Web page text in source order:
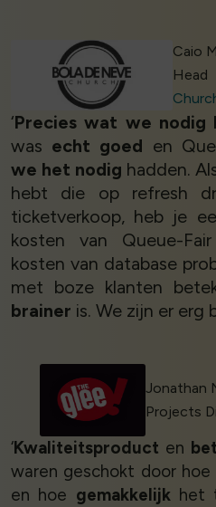
Caio
‘Precies wat we nodig
was echt goed en
we het nodig hadden.
hebt die op refresh
ticketverkoop, heb je
kosten van Queue-
kosten van database
met boze klanten
brainer is. We zijn er erg
Jonathan
Projects
‘Kwaliteitsproduct en
waren geschokt door hoe
en hoe gemakkelijkhet